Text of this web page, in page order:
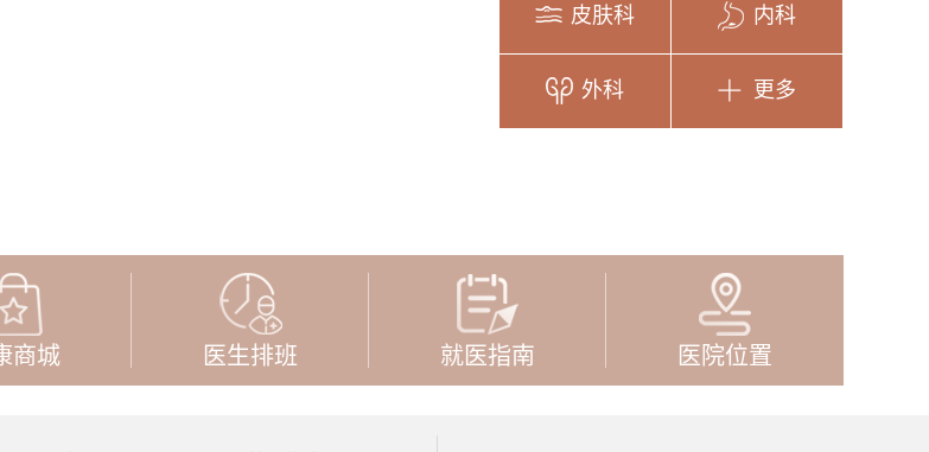
皮肤科 内科
外科 更多
商城 医生排班 就医指南 医院位置